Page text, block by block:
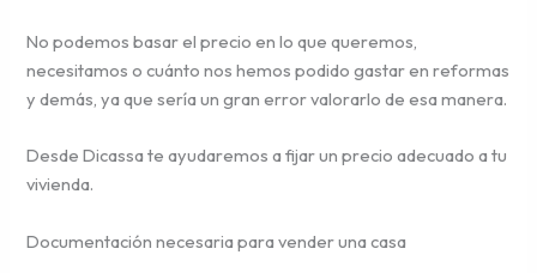
No podemos basar el precio en lo que queremos,
necesitamos o cuánto nos hemos podido gastar en reformas
y demás, ya que sería un gran error valorarlo de esa manera.
Desde Dicassa te ayudaremos a fijar un precio adecuado a tu
vivienda.
Documentación necesaria para vender una casa